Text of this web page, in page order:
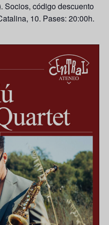
Socios, código descuento
10. Pases: 20:00h.